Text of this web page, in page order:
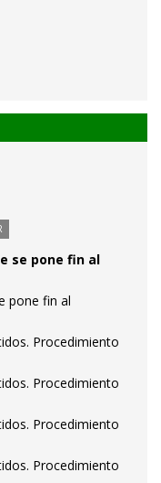
se pone fin al
pone fin al
Procedimiento
Procedimiento
Procedimiento
Procedimiento